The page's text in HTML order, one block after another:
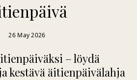
26 May 2026
– löydä
kestävä äitienpäivälahja